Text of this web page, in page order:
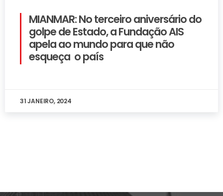
MIANMAR: No terceiro aniversário do
golpe de Estado, a Fundação AIS
apela ao mundo para que não
esqueça o país
31 JANEIRO, 2024